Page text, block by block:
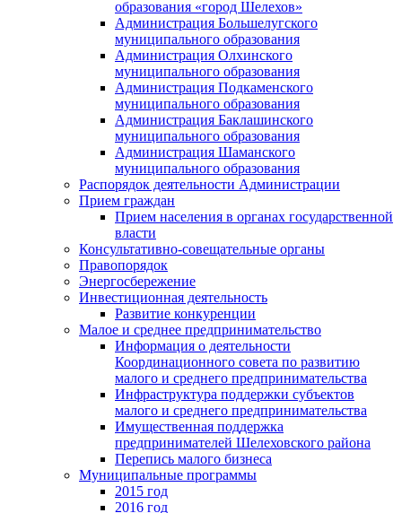
образования «город Шелехов»
Администрация Большелугского
муниципального образования
Администрация Олхинского
муниципального образования
Администрация Подкаменского
муниципального образования
Администрация Баклашинского
муниципального образования
Администрация Шаманского
муниципального образования
Распорядок деятельности Администрации
Прием граждан
Прием населения в органах государственной
власти
Консультативно-совещательные органы
Правопорядок
Энергосбережение
Инвестиционная деятельность
Развитие конкуренции
Малое и среднее предпринимательство
Информация о деятельности
Координационного совета по развитию
малого и среднего предпринимательства
Инфраструктура поддержки субъектов
малого и среднего предпринимательства
Имущественная поддержка
предпринимателей Шелеховского района
Перепись малого бизнеса
Муниципальные программы
2015 год
2016 год